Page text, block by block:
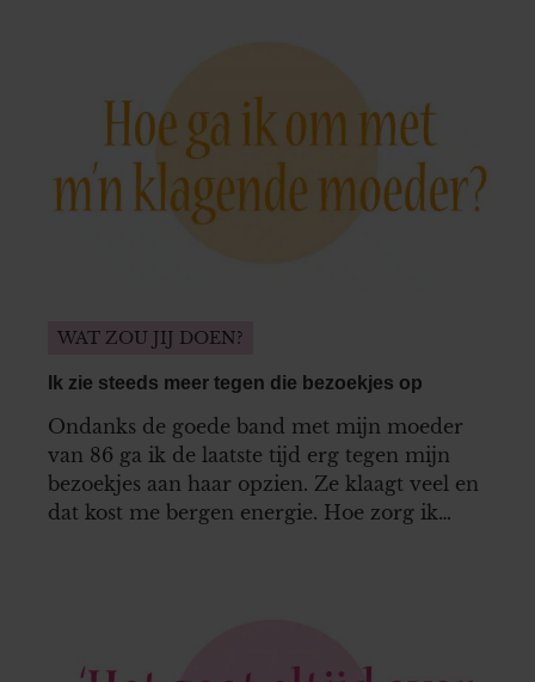
WAT ZOU JIJ DOEN?
Ik zie steeds meer tegen die bezoekjes op
Ondanks de goede band met mijn moeder
van 86 ga ik de laatste tijd erg tegen mijn
bezoekjes aan haar opzien. Ze klaagt veel en
dat kost me bergen energie. Hoe zorg ik